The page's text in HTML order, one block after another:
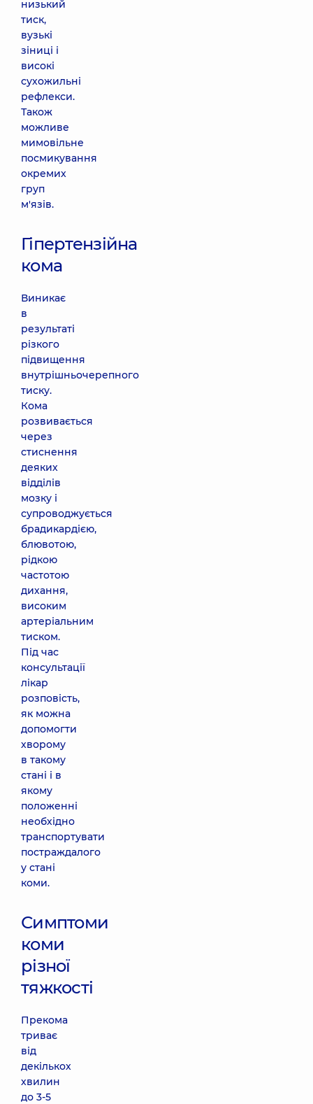
низький
тиск,
вузькі
зіниці і
високі
сухожильні
рефлекси.
Також
можливе
мимовільне
посмикування
окремих
груп
м'язів.
Гіпертензійна
кома
Виникає
в
результаті
різкого
підвищення
внутрішньочерепного
тиску.
Кома
розвивається
через
стиснення
деяких
відділів
мозку і
супроводжується
брадикардією,
блювотою,
рідкою
частотою
дихання,
високим
артеріальним
тиском.
Під час
консультації
лікар
розповість,
як можна
допомогти
хворому
в такому
стані і в
якому
положенні
необхідно
транспортувати
постраждалого
у стані
коми.
Симптоми
коми
різної
тяжкості
Прекома
триває
від
декількох
хвилин
до 3-5